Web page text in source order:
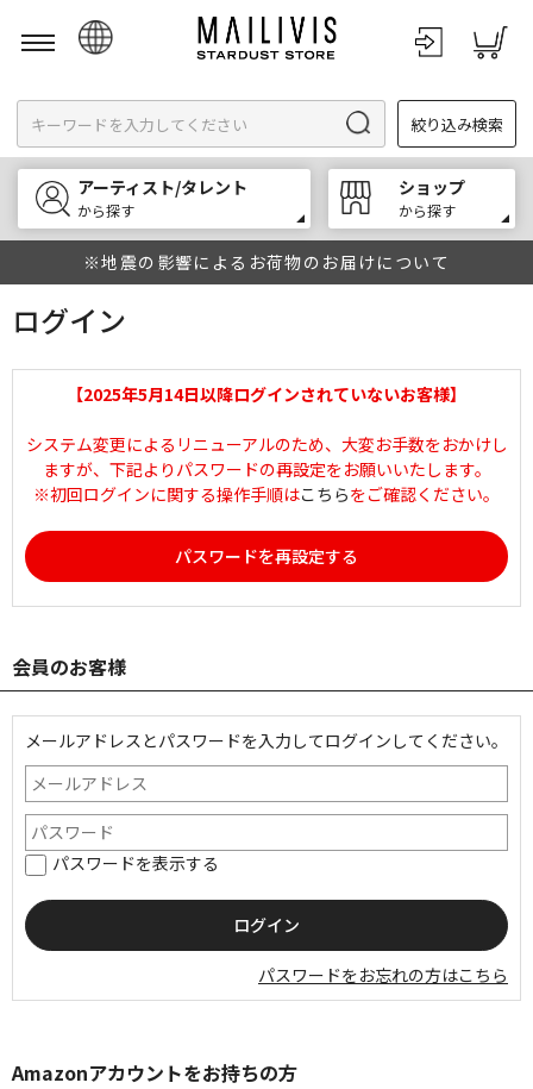
English
한국어
中文
絞り込み検索
アーティスト/タレント
から探す
ショップ
から探す
※地震の影響によるお荷物のお届けについて
ログイン
【2025年5月14日以降ログインされていないお客様】
システム変更によるリニューアルのため、大変お手数をおかけし
ますが、下記よりパスワードの再設定をお願いいたします。
※初回ログインに関する操作手順はこちらをご確認ください。
パスワードを再設定する
会員のお客様
メールアドレスとパスワードを入力してログインしてください。
パスワードを表示する
パスワードをお忘れの方はこちら
Amazonアカウントをお持ちの方